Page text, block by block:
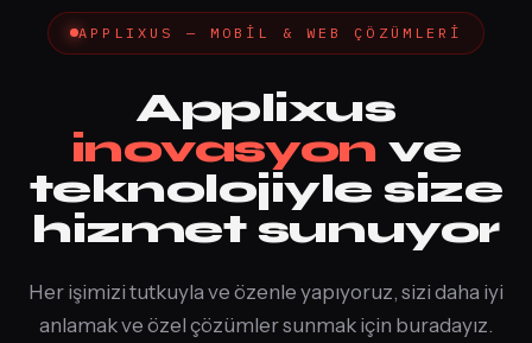
APPLIXUS — MOBİL & WEB ÇÖZÜMLERİ
Applixus
inovasyon ve
teknolojiyle size
hizmet sunuyor
Her işimizi tutkuyla ve özenle yapıyoruz, sizi daha iyi
anlamak ve özel çözümler sunmak için buradayız.